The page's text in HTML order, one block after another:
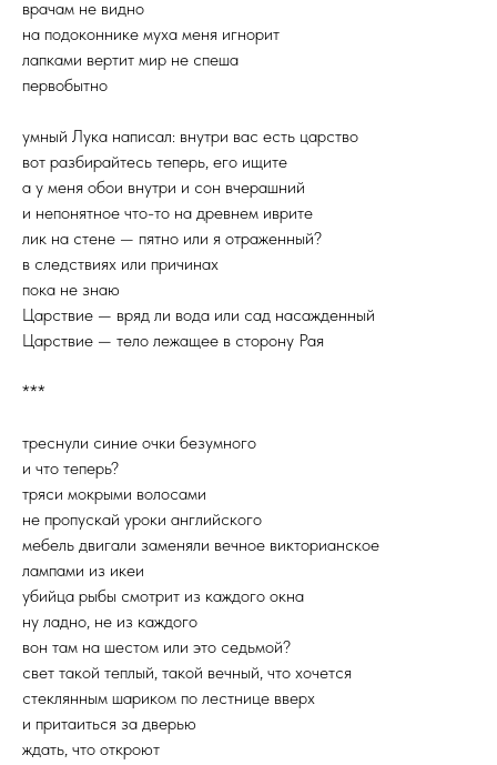
врачам не видно
на подоконнике муха меня игнорит
лапками вертит мир не спеша
первобытно
умный Лука написал: внутри вас есть царство
вот разбирайтесь теперь, его ищите
а у меня обои внутри и сон вчерашний
и непонятное что-то на древнем иврите
лик на стене — пятно или я отраженный?
в следствиях или причинах
пока не знаю
Царствие — вряд ли вода или сад насажденный
Царствие — тело лежащее в сторону Рая
***
треснули синие очки безумного
и что теперь?
тряси мокрыми волосами
не пропускай уроки английского
мебель двигали заменяли вечное викторианское
лампами из икеи
убийца рыбы смотрит из каждого окна
ну ладно, не из каждого
вон там на шестом или это седьмой?
свет такой теплый, такой вечный, что хочется
стеклянным шариком по лестнице вверх
и притаиться за дверью
ждать, что откроют